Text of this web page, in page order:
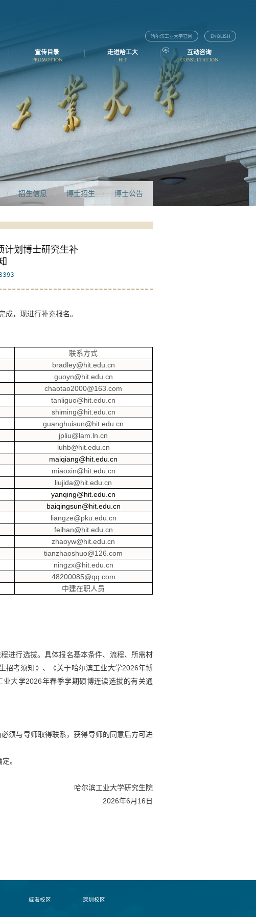
哈尔滨工业大学官网 ENGLISH
宣传目录
PROMOTION
走进哈工大
HIT
互动咨询
CONSULTATION
/ 招生信息 博士招生 / 博士公告
计划博士研究生补
，现进行补充报名。
联系方式
bradley@hit.edu.cn
guoyn@hit.edu.cn
chaotao2000@163.com
tanliguo@hit.edu.cn
shiming@hit.edu.cn
guanghuisun@hit.edu.cn
jpliu@lam.ln.cn
luhb@hit.edu.cn
maiqiang@hit.edu.cn
miaoxin@hit.edu.cn
liujida@hit.edu.cn
yanqing@hit.edu.cn
baiqingsun@hit.edu.cn
liangze@pku.edu.cn
feihan@hit.edu.cn
zhaoyw@hit.edu.cn
tianzhaoshuo@126.com
ningzx@hit.edu.cn
48200085@qq.com
中建在职人员
进行选拔。具体报名基本条件、流程、所需材
招考须知》、《关于哈尔滨工业大学2026年博
业大学2026年春季学期硕博连读选拔的有关通
须与导师取得联系，获得导师的同意后方可进
。
哈尔滨工业大学研究生院
2026年6月 16 日
威海校区 深圳校区